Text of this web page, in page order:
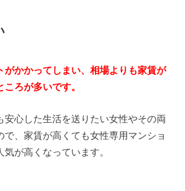
がかかってしまい、相場よりも家賃が
ろが多いです。
安心した生活を送りたい女性やその両
で、家賃が高くても女性専用マンショ
が高くなっています。